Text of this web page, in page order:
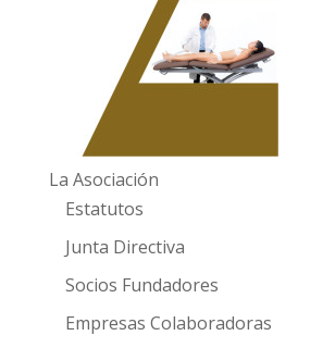
La Asociación
Estatutos
Junta Directiva
Socios Fundadores
Empresas Colaboradoras